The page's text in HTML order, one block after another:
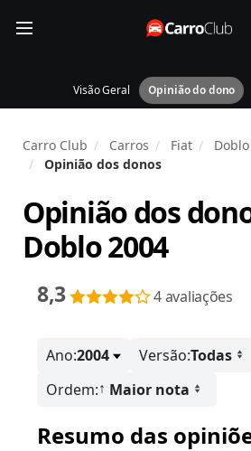
Visão Geral Opinião do dono
Carro Club Carros Fiat Doblo
Opinião dos donos
Opinião dos
Doblo 2004
8,3 4 avaliações
Ano:2004 Versão:Todas
Ordem:↑ Maior nota
Resumo das